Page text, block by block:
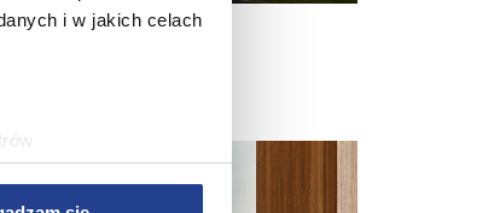
i w jakich celach
czyli